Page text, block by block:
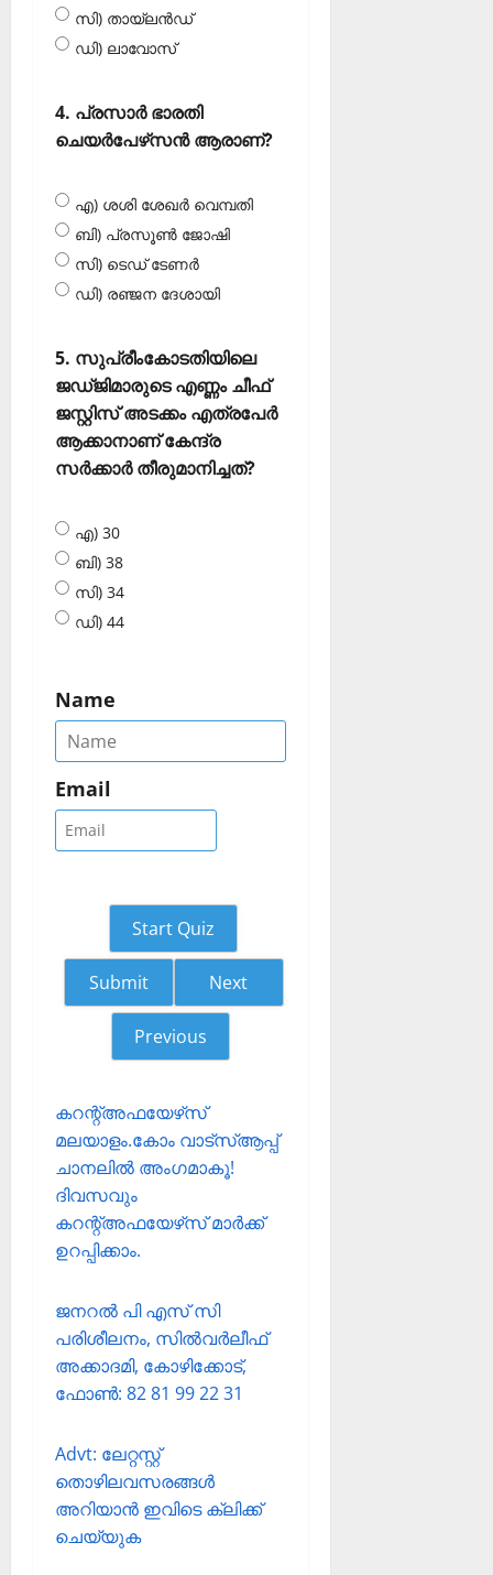
സി) തായ്‌ലന്‍ഡ്
ഡി) ലാവോസ്‌
4. പ്രസാര്‍ ഭാരതി
ചെയര്‍പേഴ്‌സന്‍ ആരാണ്?
എ) ശശി ശേഖര്‍ വെമ്പതി
ബി) പ്രസൂണ്‍ ജോഷി
സി) ടെഡ് ടേണര്‍
ഡി) രഞ്ജന ദേശായി
5. സുപ്രീംകോടതിയിലെ
ജഡ്ജിമാരുടെ എണ്ണം ചീഫ്
ജസ്റ്റിസ് അടക്കം എത്രപേര്‍
ആക്കാനാണ് കേന്ദ്ര
സര്‍ക്കാര്‍ തീരുമാനിച്ചത്?
എ) 30
ബി) 38
സി) 34
ഡി) 44
Name
Email
Previous
Start Quiz
Next
കറന്റ്അഫയേഴ്‌സ്
മലയാളം.കോം വാട്‌സ്ആപ്പ്
ചാനലില്‍ അംഗമാകൂ!
ദിവസവും
കറന്റ്അഫയേഴ്‌സ് മാര്‍ക്ക്
ഉറപ്പിക്കാം.
ജനറല്‍ പി എസ് സി
പരിശീലനം, സില്‍വര്‍ലീഫ്
അക്കാദമി, കോഴിക്കോട്,
ഫോണ്‍: 82 81 99 22 31
Advt: ലേറ്റസ്റ്റ്
തൊഴിലവസരങ്ങള്‍
അറിയാന്‍ ഇവിടെ ക്ലിക്ക്
ചെയ്യുക